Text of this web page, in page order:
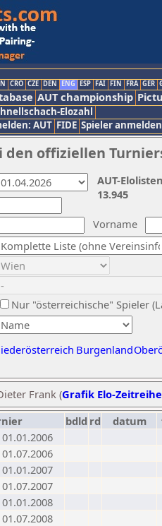
CRO CZE DEN ENG ESP FAI FIN FRA GER
AUT championship
Elozahl
AUT FIDE Spieler anmelden
offiziellen
Vorname
Nur "österreichische" Spieler
Burgenland
AUT-
13.945
Frank (Grafik Elo-Zeitreihe
bdld rd datum